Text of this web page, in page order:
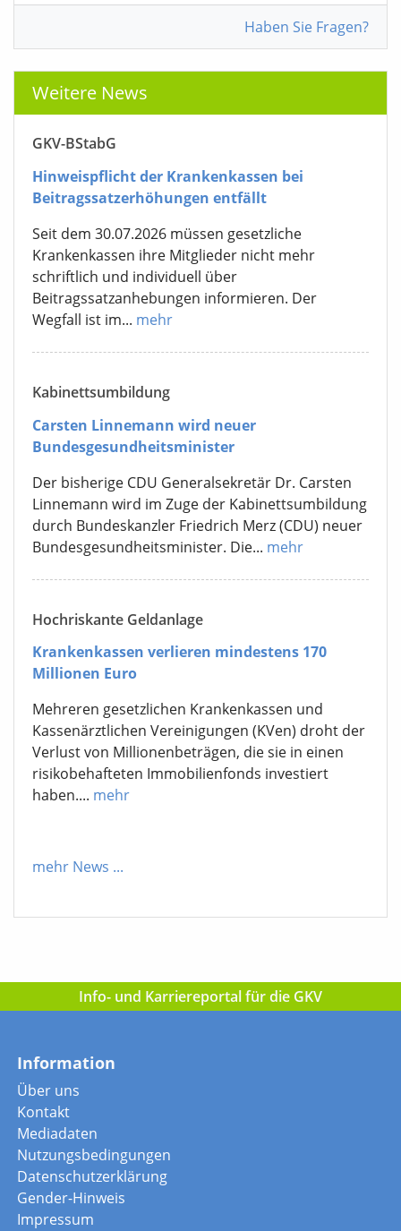
Haben Sie Fragen?
Weitere News
GKV-BStabG
Hinweispflicht der Krankenkassen bei
Beitragssatzerhöhungen entfällt
Seit dem 30.07.2026 müssen gesetzliche
Krankenkassen ihre Mitglieder nicht mehr
schriftlich und individuell über
Beitragssatzanhebungen informieren. Der
Wegfall ist im... mehr
Kabinettsumbildung
Carsten Linnemann wird neuer
Bundesgesundheitsminister
Der bisherige CDU Generalsekretär Dr. Carsten
Linnemann wird im Zuge der Kabinettsumbildung
durch Bundeskanzler Friedrich Merz (CDU) neuer
Bundesgesundheitsminister. Die... mehr
Hochriskante Geldanlage
Krankenkassen verlieren mindestens 170
Millionen Euro
Mehreren gesetzlichen Krankenkassen und
Kassenärztlichen Vereinigungen (KVen) droht der
Verlust von Millionenbeträgen, die sie in einen
risikobehafteten Immobilienfonds investiert
haben.... mehr
mehr News ...
Info- und Karriereportal für die GKV
Information
Über uns
Kontakt
Mediadaten
Nutzungsbedingungen
Datenschutzerklärung
Gender-Hinweis
Impressum